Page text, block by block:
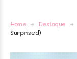
Home Destaque
Surprised)